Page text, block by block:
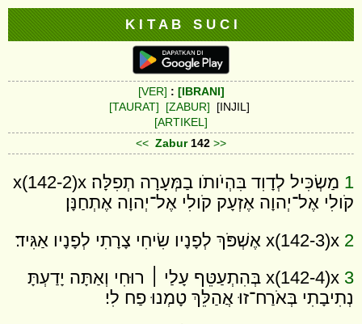
K I T A B S U C I
[VER] : [IBRANI]
[TAURAT]
[ZABUR] [INJIL]
[ARTIKEL]
<< Zabur142 >>
1
מַשְׂכִּיל לְדָוִד בִּהְיֹותֹו בַמְּעָרָה תְפִלָּה׃ x(142-2)x
קֹולִי אֶל־יְהוָה אֶזְעָק קֹולִי אֶל־יְהוָה אֶתְחַנָּן׃
2
3
x(142-4)x בְּהִתְעַטֵּף עָלַי ׀ רוּחִי וְאַתָּה יָדַעְתָּ
נְתִיבָתִי בְּאֹרַח־זוּ אֲהַלֵּךְ טָמְנוּ פַח לִי׃